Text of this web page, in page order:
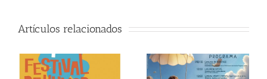
Artículos relacionados